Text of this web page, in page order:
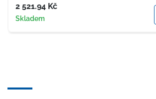
Cena
2 521.94 Kč
Dostupnost
Skladem